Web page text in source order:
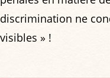
discrimination ne
visibles » !